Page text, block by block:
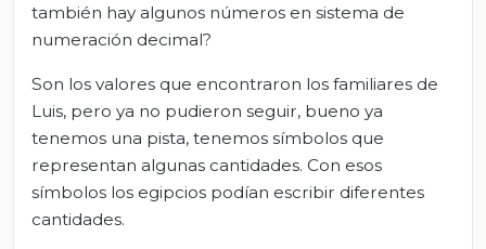
también hay algunos números en sistema de
numeración decimal?
Son los valores que encontraron los familiares de
Luis, pero ya no pudieron seguir, bueno ya
tenemos una pista, tenemos símbolos que
representan algunas cantidades. Con esos
símbolos los egipcios podían escribir diferentes
cantidades.